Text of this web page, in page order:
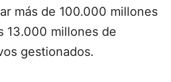
más de 100.000 millones
13.000 millones de
gestionados.